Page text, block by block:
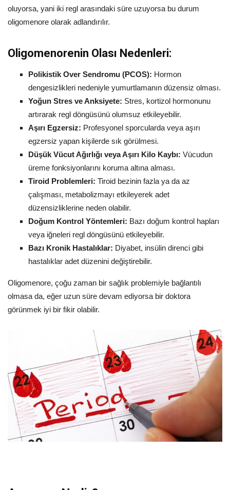
oluyorsa, yani iki regl arasındaki süre uzuyorsa bu durum
oligomenore olarak adlandırılır.
Oligomenorenin Olası Nedenleri:
Polikistik Over Sendromu (PCOS): Hormon
dengesizlikleri nedeniyle yumurtlamanın düzensiz olması.
Yoğun Stres ve Anksiyete: Stres, kortizol hormonunu
artırarak regl döngüsünü olumsuz etkileyebilir.
Aşırı Egzersiz: Profesyonel sporcularda veya aşırı
egzersiz yapan kişilerde sık görülmesi.
Düşük Vücut Ağırlığı veya Aşırı Kilo Kaybı: Vücudun
üreme fonksiyonlarını koruma altına alması.
Tiroid Problemleri: Tiroid bezinin fazla ya da az
çalışması, metabolizmayı etkileyerek adet
düzensizliklerine neden olabilir.
Doğum Kontrol Yöntemleri: Bazı doğum kontrol hapları
veya iğneleri regl döngüsünü etkileyebilir.
Bazı Kronik Hastalıklar: Diyabet, insülin direnci gibi
hastalıklar adet düzenini değiştirebilir.
Oligomenore, çoğu zaman bir sağlık problemiyle bağlantılı
olmasa da, eğer uzun süre devam ediyorsa bir doktora
görünmek iyi bir fikir olabilir.